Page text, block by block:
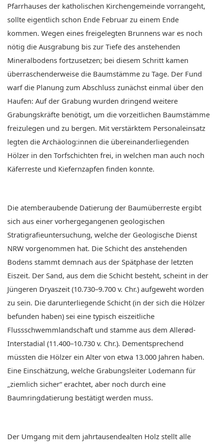
Pfarrhauses der katholischen Kirchengemeinde vorrangeht,
sollte eigentlich schon Ende Februar zu einem Ende
kommen. Wegen eines freigelegten Brunnens war es noch
nötig die Ausgrabung bis zur Tiefe des anstehenden
Mineralbodens fortzusetzen; bei diesem Schritt kamen
überraschenderweise die Baumstämme zu Tage. Der Fund
warf die Planung zum Abschluss zunächst einmal über den
Haufen: Auf der Grabung wurden dringend weitere
Grabungskräfte benötigt, um die vorzeitlichen Baumstämme
freizulegen und zu bergen. Mit verstärktem Personaleinsatz
legten die Archäolog:innen die übereinanderliegenden
Hölzer in den Torfschichten frei, in welchen man auch noch
Käferreste und Kiefernzapfen finden konnte.
Die atemberaubende Datierung der Baumüberreste ergibt
sich aus einer vorhergegangenen geologischen
Stratigrafieuntersuchung, welche der Geologische Dienst
NRW vorgenommen hat. Die Schicht des anstehenden
Bodens stammt demnach aus der Spätphase der letzten
Eiszeit. Der Sand, aus dem die Schicht besteht, scheint in der
Jüngeren Dryaszeit (10.730–9.700 v. Chr.) aufgeweht worden
zu sein. Die darunterliegende Schicht (in der sich die Hölzer
befunden haben) sei eine typisch eiszeitliche
Flussschwemmlandschaft und stamme aus dem Allerød-
Interstadial (11.400–10.730 v. Chr.). Dementsprechend
müssten die Hölzer ein Alter von etwa 13.000 Jahren haben.
Eine Einschätzung, welche Grabungsleiter Lodemann für
„ziemlich sicher“ erachtet, aber noch durch eine
Baumringdatierung bestätigt werden muss.
Der Umgang mit dem jahrtausendealten Holz stellt alle